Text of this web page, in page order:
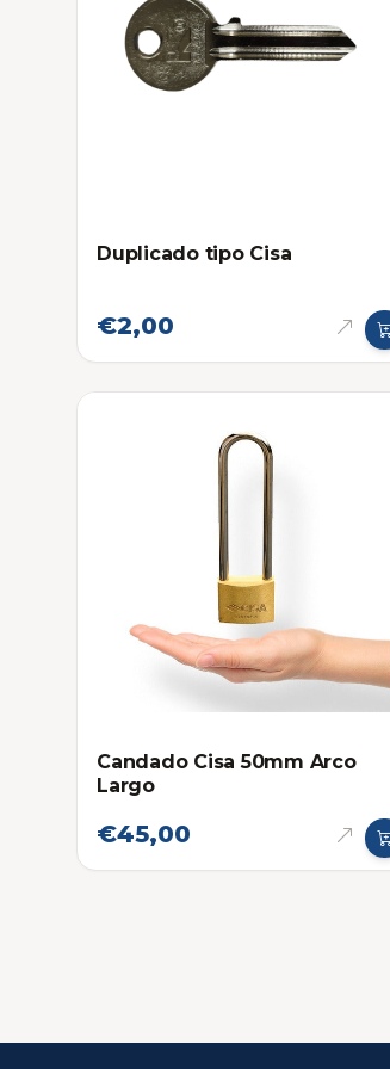
Duplicado tipo Cisa
€2,00
Candado Cisa 50mm Arco
Largo
€45,00